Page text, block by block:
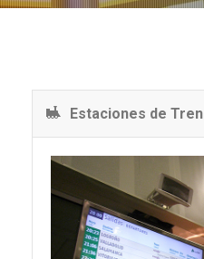
Estaciones de Tren